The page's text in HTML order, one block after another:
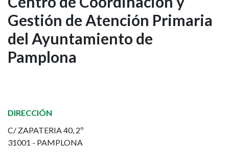
de
Coordinación
y
de
Atención
Gestión de Atención Primaria
del Ayuntamiento de
Pamplona
DIRECCIÓN
C/ ZAPATERIA 40, 2º
31001 - PAMPLONA